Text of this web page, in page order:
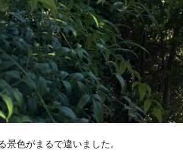
景色がまるで違いました。